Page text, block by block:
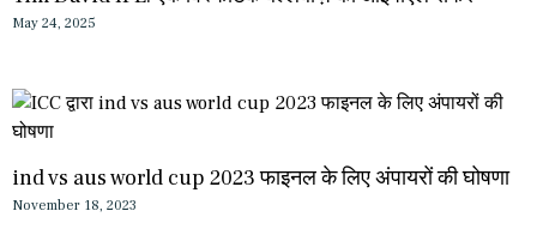
May 24, 2025
ind vs aus world cup 2023 फाइनल के लिए अंपायरों की घोषणा
November 18, 2023